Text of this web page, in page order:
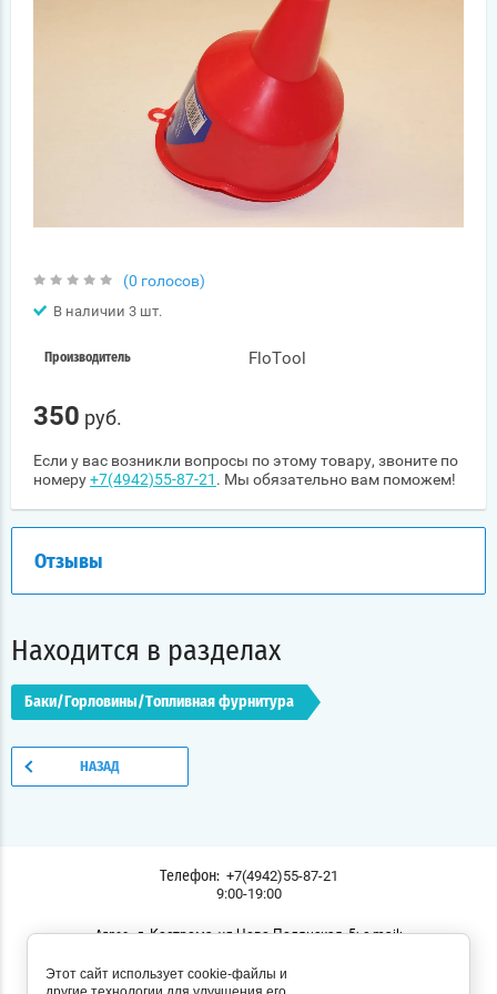
(0 голосов)
В наличии 3 шт.
Производитель FloTool
350 руб.
Если у вас возникли вопросы по этому товару, звоните по
номеру+7(4942)55-87-21 . Мы обязательно вам поможем!
Отзывы
Находится в разделах
Баки/Горловины/Топливная фурнитура
НАЗАД
Телефон: +7(4942)55-87-21
9:00-19:00
Адрес: г. Кострома, ул.Ново-Полянская, 5; e-mail:
Мы в соц. сетях:
Этот сайт использует cookie-файлы и